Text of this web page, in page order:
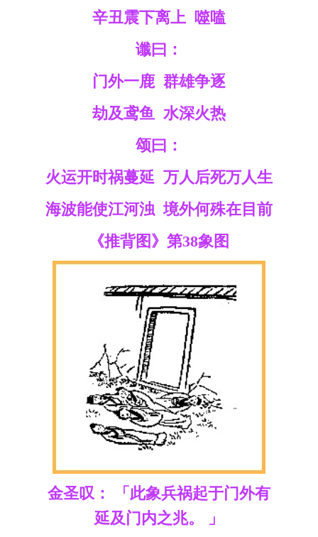
辛丑震下离上 噬嗑
谶曰：
门外一鹿 群雄争逐
劫及鸢鱼 水深火热
颂曰：
火运开时祸蔓延 万人后死万人生
海波能使江河浊 境外何殊在目前
《推背图》第38象图
金圣叹： 「此象兵祸起于门外有
延及门内之兆。 」